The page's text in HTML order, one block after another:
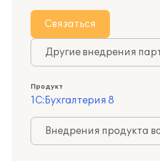
Связаться
Другие внедрения
Продукт
1С:Бухгалтерия 8
Внедрения продукта